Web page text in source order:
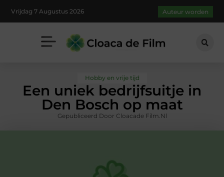
Vrijdag 7 Augustus 2026 Auteur worden
Hobby en vrije tijd
Een uniek bedrijfsuitje in
Den Bosch op maat
Gepubliceerd Door Cloacade Film.nl